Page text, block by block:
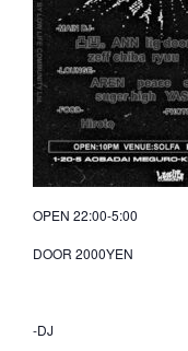
OPEN 22:00-5:00
DOOR 2000YEN
-DJ